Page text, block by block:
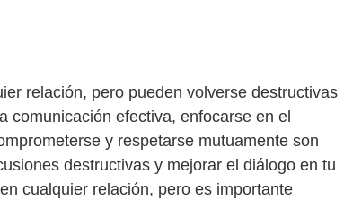
relación, pero pueden volverse destructivas
comunicación efectiva, enfocarse en el
y respetarse mutuamente son
destructivas y mejorar el diálogo en tu
cualquier relación, pero es importante